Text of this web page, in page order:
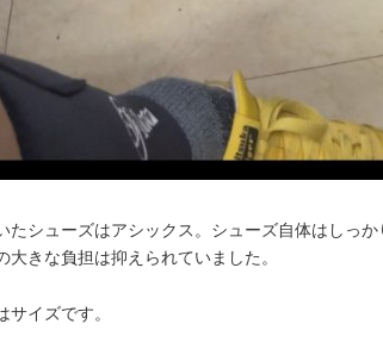
たシューズはアシックス。シューズ自体はしっか
大きな負担は抑えられていました。
サイズです。